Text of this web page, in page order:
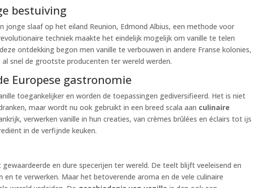
bestuiving
slaaf op het eiland Reunion, Edmond Albius, een methode voor
techniek maakte het eindelijk mogelijk om vanille te telen
ontdekking begon men vanille te verbouwen in andere Franse kolonies,
snel de grootste producenten ter wereld werden.
Europese gastronomie
toegankelijker en worden de toepassingen gediversifieerd. Het is niet
maar wordt nu ook gebruikt in een breed scala aan culinaire
verwerken vanille in hun creaties, van crèmes brûlées en éclairs tot ijs
in de verfijnde keuken.
en dure specerijen ter wereld. De teelt blijft veeleisend en
en te verwerken. Maar het betoverende aroma en de vele culinaire